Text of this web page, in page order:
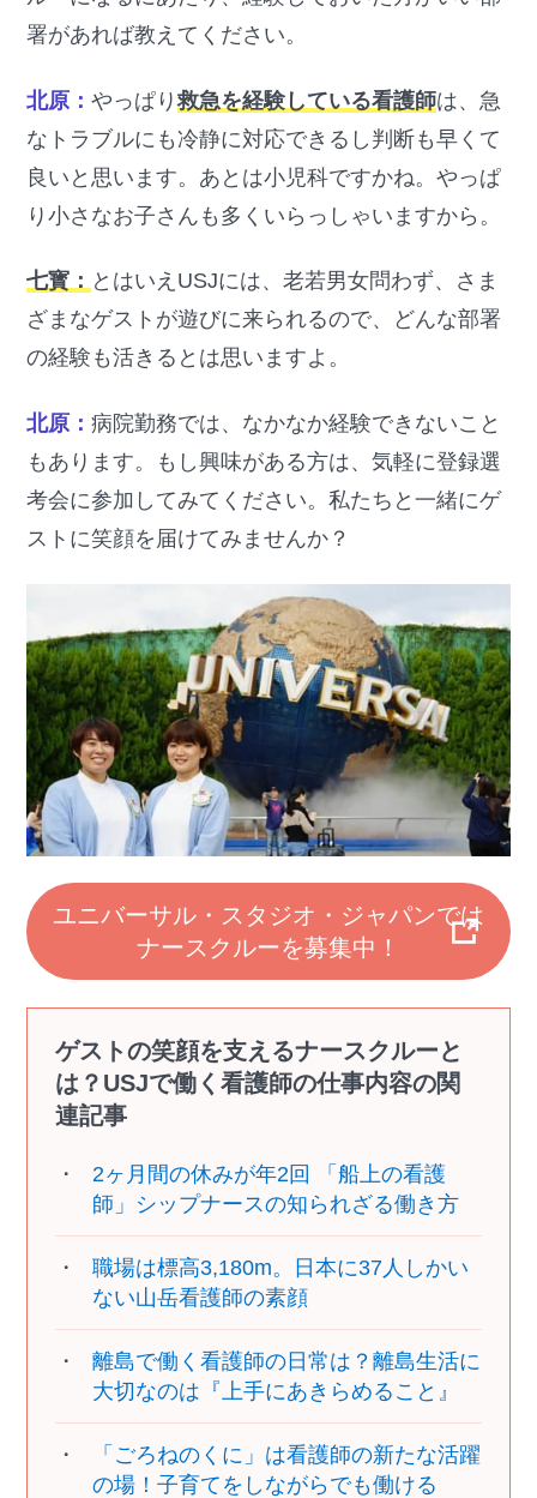
署があれば教えてください。
北原：やっぱり救急を経験している看護師は、急
なトラブルにも冷静に対応できるし判断も早くて
良いと思います。あとは小児科ですかね。やっぱ
り小さなお子さんも多くいらっしゃいますから。
七寳： とはいえUSJには、老若男女問わず、さま
ざまなゲストが遊びに来られるので、どんな部署
の経験も活きるとは思いますよ。
北原：病院勤務では、なかなか経験できないこと
もあります。もし興味がある方は、気軽に登録選
考会に参加してみてください。私たちと一緒にゲ
ストに笑顔を届けてみませんか？
ユニバーサル・スタジオ・ジャパンでは
ナースクルーを募集中！
ゲストの笑顔を支えるナースクルーと
は？USJで働く看護師の仕事内容の関
連記事
2ヶ月間の休みが年2回 「船上の看護
師」シップナースの知られざる働き方
職場は標高3,180m。日本に37人しかい
ない山岳看護師の素顔
離島で働く看護師の日常は？離島生活に
大切なのは『上手にあきらめること』
「ごろねのくに」は看護師の新たな活躍
の場！子育てをしながらでも働ける